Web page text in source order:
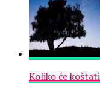
Koliko će